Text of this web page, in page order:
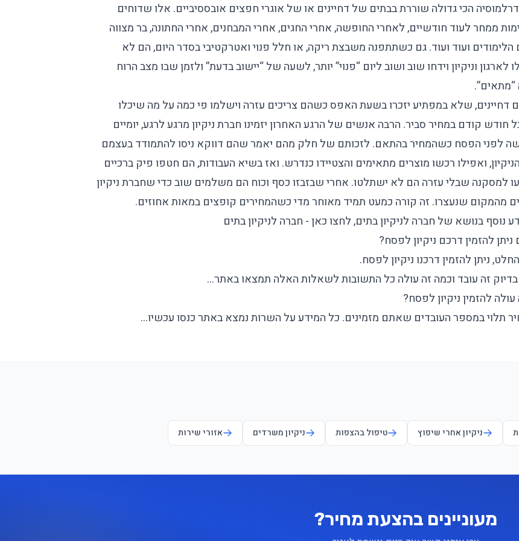
הכי גדולה שוררת בבתים של דחיינים או של אוגרי חפצים אובססיביים. אלו שדוחים
ממחר לעוד חודשיים, לאחרי החופשה, אחרי החגים, אחרי המבחנים, אחרי החתונה, בר מצווה
הלימודים ועוד ועוד. גם כשתתפנה משבצת ריקה, או חלל פנוי ואטרקטיבי בסדר היום, הם לא
לארגון וניקיון וידחו שוב ושוב ליום “פנוי” יותר, לשעה של “יישוב בדעת” ולזמן שבו מצב הרוח
“מתאים”.
דחיינים, שלא במפתיע יזכרו בשעת האפס כשהם צריכים עזרה וישלמו פי כמה על מה שיכלו
חודש קודם במחיר סביר. הרבה אנשים של הרגע האחרון יזמינו חברת ניקיון מרגע לרגע, יומיים
לפני הפסח כשהמחיר בהתאם. לזכותם של חלק מהם יאמר שהם דווקא ניסו להתמודד בעצמם
ואפילו רכשו מוצרים מתאימים והצטיידו כנדרש. ואז בשיא העבודות, הם חטפו פיק ברכיים
למסקנה שבלי עזרה הם לא ישתלטו. אחרי שבזבזו כסף וכוח הם משלמים שוב כדי שחברת ניקיון
מהמקום שנעצרו. זה קורה כמעט תמיד מאוחר מדי כשהמחירים קופצים במאות אחוזים.
נוסף בנושא של חברה לניקיון בתים, לחצו כאן - חברה לניקיון בתים
להזמין דרכם ניקיון לפסח?
ניתן להזמין דרכנו ניקיון לפסח.
בדיוק זה עובד וכמה זה עולה כל התשובות לשאלות האלה תמצאו באתר…
להזמין ניקיון לפסח?
תלוי במספר העובדים שאתם מזמינים. כל המידע על השרות נמצא באתר כנסו עכשיו…
ניקיון אחרי שיפוץ טיפול בהצפות ניקיון משרדים אזורי שירות
מעוניינים בהצעת מחיר?